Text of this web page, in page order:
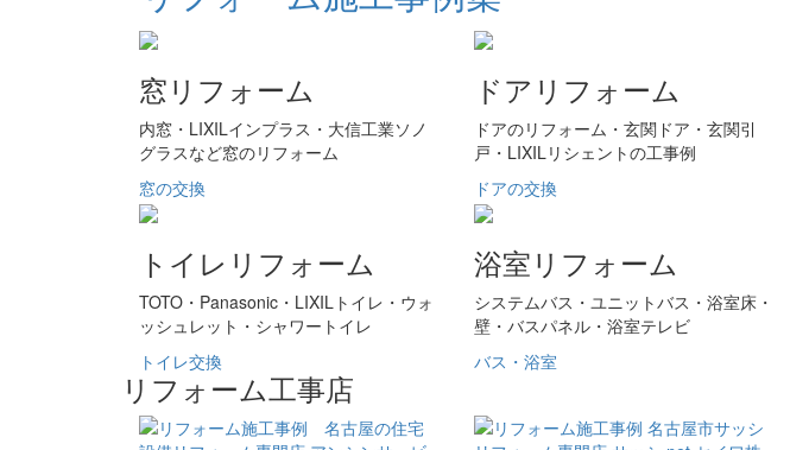
窓リフォーム
内窓・LIXILインプラス・大信工業ソノ
グラスなど窓のリフォーム
窓の交換
ドアリフォーム
ドアのリフォーム・玄関ドア・玄関引
戸・LIXILリシェントの工事例
ドアの交換
トイレリフォーム
TOTO・Panasonic・LIXILトイレ・ウォ
ッシュレット・シャワートイレ
トイレ交換
浴室リフォーム
システムバス・ユニットバス・浴室床・
壁・バスパネル・浴室テレビ
バス・浴室
リフォーム工事店